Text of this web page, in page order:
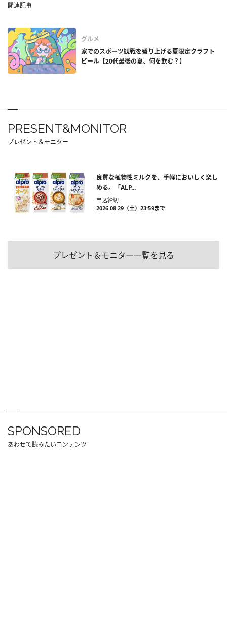
関連記事
グルメ
家でのスポーツ観戦を盛り上げる夏限定クラフト
ビール【20代最後の夏、何を飲む？】
PRESENT&MONITOR
プレゼント＆モニター
良質な植物性ミルクを、手軽においしく楽し
める。「ALP...
申込締切
2026.08.29（土）23:59まで
プレゼント＆モニター一覧を見る
SPONSORED
あわせて読みたいコンテンツ